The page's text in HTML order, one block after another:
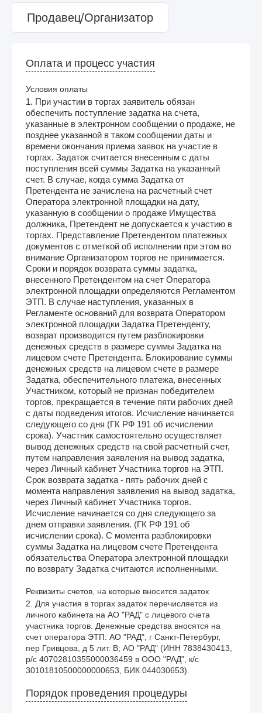
Продавец/Организатор
Оплата и процесс участия
Условия оплаты
1. При участии в торгах заявитель обязан
обеспечить поступление задатка на счета,
указанные в электронном сообщении о продаже, не
позднее указанной в таком сообщении даты и
времени окончания приема заявок на участие в
торгах. Задаток считается внесенным с даты
поступления всей суммы Задатка на указанный
счет. В случае, когда сумма Задатка от
Претендента не зачислена на расчетный счет
Оператора электронной площадки на дату,
указанную в сообщении о продаже Имущества
должника, Претендент не допускается к участию в
торгах. Представление Претендентом платежных
документов с отметкой об исполнении при этом во
внимание Организатором торгов не принимается.
Сроки и порядок возврата суммы задатка,
внесенного Претендентом на счет Оператора
электронной площадки определяются Регламентом
ЭТП. В случае наступления, указанных в
Регламенте оснований для возврата Оператором
электронной площадки Задатка Претенденту,
возврат производится путем разблокировки
денежных средств в размере суммы Задатка на
лицевом счете Претендента. Блокирование суммы
денежных средств на лицевом счете в размере
Задатка, обеспечительного платежа, внесенных
Участником, который не признан победителем
торгов, прекращается в течение пяти рабочих дней
с даты подведения итогов. Исчисление начинается
следующего со дня (ГК РФ 191 об исчислении
срока). Участник самостоятельно осуществляет
вывод денежных средств на свой расчетный счет,
путем направления заявления на вывод задатка,
через Личный кабинет Участника торгов на ЭТП.
Срок возврата задатка - пять рабочих дней с
момента направления заявления на вывод задатка,
через Личный кабинет Участника торгов.
Исчисление начинается со дня следующего за
днем отправки заявления. (ГК РФ 191 об
исчислении срока). С момента разблокировки
суммы Задатка на лицевом счете Претендента
обязательства Оператора электронной площадки
по возврату Задатка считаются исполненными.
Реквизиты счетов, на которые вносится задаток
2. Для участия в торгах задаток перечисляется из
личного кабинета на АО "РАД" с лицевого счета
участника торгов. Денежные средства вносятся на
счет оператора ЭТП: АО "РАД", г Санкт-Петербург,
пер Гривцова, д 5 лит. В; АО "РАД" (ИНН 7838430413,
р/с 40702810355000036459 в ООО "РАД", к/с
30101810500000000653, БИК 044030653).
Порядок проведения процедуры